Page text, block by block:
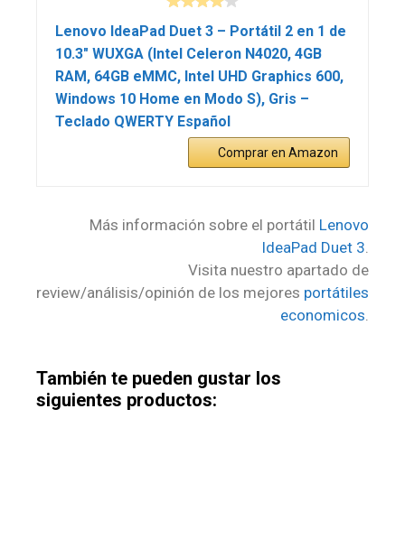
Lenovo IdeaPad Duet 3 – Portátil 2 en 1 de
10.3″ WUXGA (Intel Celeron N4020, 4GB
RAM, 64GB eMMC, Intel UHD Graphics 600,
Windows 10 Home en Modo S), Gris –
Teclado QWERTY Español
Comprar en Amazon
Más información sobre el portátil Lenovo
IdeaPad Duet 3
Visita nuestro apartado de
review/análisis/opinión de los mejores portátiles
economicos
También te pueden gustar los
siguientes productos: